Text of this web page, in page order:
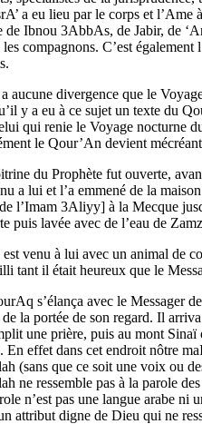
a eu lieu par le corps et l’Ame
de Ibnou 3AbbAs, de Jabir, de
compagnons. C’est
aucune divergence que le
y a eu à ce sujet un texte du
qui renie le Voyage nocturne
le Qour’An devient
du Prophète fut ouverte,
a lui et l’a emmené de la
l’Imam 3Aliyy] à la Mecque
puis lavée avec de l’eau de
venu à lui avec un animal de
tant il était heureux que le
s’élança avec le Messager
la portée de son regard. Il
une prière, puis au mont
En effet dans cet endroit nôtre
(sans que ce soit une voix ou
ne ressemble pas à la parole
n’est pas une langue arabe ni
attribut digne de Dieu qui ne